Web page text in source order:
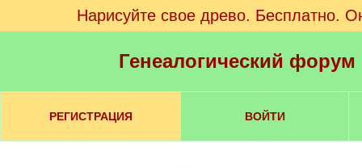
Нарисуйте свое древо. Бесплатно.
Генеалогический
РЕГИСТРАЦИЯ ВОЙТИ